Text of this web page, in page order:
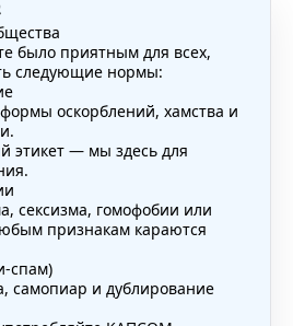
было приятным для всех,
следующие нормы:
оскорблений, хамства и
этикет — мы здесь для
сексизма, гомофобии или
признакам караются
спам)
самопиар и дублирование